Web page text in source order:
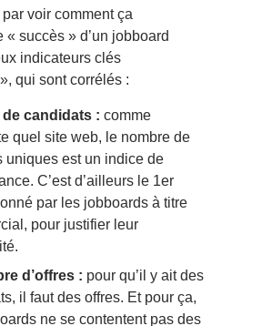
voir comment ça
« succès » d’un jobboard
indicateurs clés
qui sont corrélés :
de candidats : comme
quel site web, le nombre de
uniques est un indice de
C’est d’ailleurs le 1er
par les jobboards à titre
pour justifier leur
d’offres : pour qu’il y ait des
il faut des offres. Et pour ça,
ne se contentent pas des